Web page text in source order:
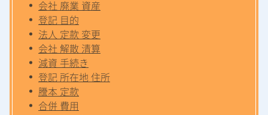
会社 廃業 資産
登記 目的
法人 定款 変更
会社 解散 清算
減資 手続き
登記 所在地 住所
謄本 定款
合併 費用